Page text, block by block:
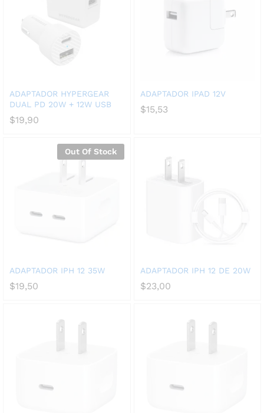
ADAPTADOR HYPERGEAR
DUAL PD 20W + 12W USB
$19,90
ADAPTADOR IPAD 12V
$15,53
Out Of Stock
ADAPTADOR IPH 12 35W
$19,50
ADAPTADOR IPH 12 DE 20W
$23,00